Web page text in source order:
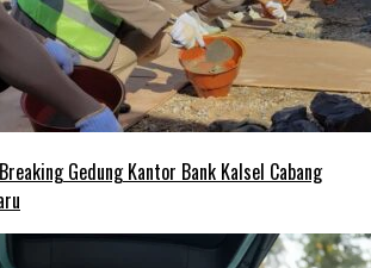
Gedung Kantor Bank Kalsel Cabang